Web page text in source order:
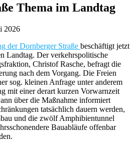
Thema im Landtag
2026
der Dornberger Straße beschäftigt jetzt
Landtag. Der verkehrspolitische
Christof Rasche, befragt die
nach dem Vorgang. Die Freien
sog. kleinen Anfrage unter anderem
mit einer derart kurzen Vorwarnzeit
über die Maßnahme informiert
tatsächlich dauern werden,
und die zwölf Amphibientunnel
Bauabläufe offenbar